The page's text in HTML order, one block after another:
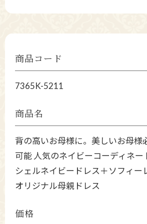
商品コード
7365K-5211
商品名
背の高いお母様に。美しいお母様
可能 人気のネイビーコーディネー
シェルネイビードレス＋ソフィー
オリジナル母親ドレス
価格